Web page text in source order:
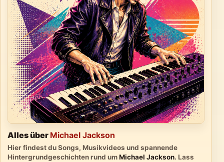
Alles über Michael Jackson
Hier findest du Songs, Musikvideos und spannende
Hintergrundgeschichten rund umMichael Jackson. Lass